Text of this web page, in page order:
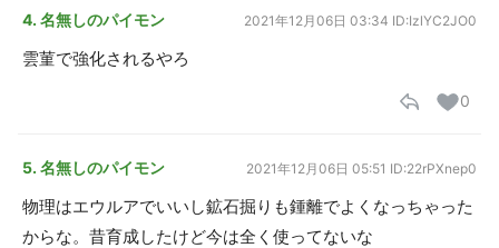
4. 名無しのパイモン 2021年12月06日 03:34 ID:IzlYC2JO0
雲菫で強化されるやろ
0
5. 名無しのパイモン 2021年12月06日 05:51 ID:22rPXnep0
物理はエウルアでいいし鉱石掘りも鍾離でよくなっちゃった
からな。昔育成したけど今は全く使ってないな